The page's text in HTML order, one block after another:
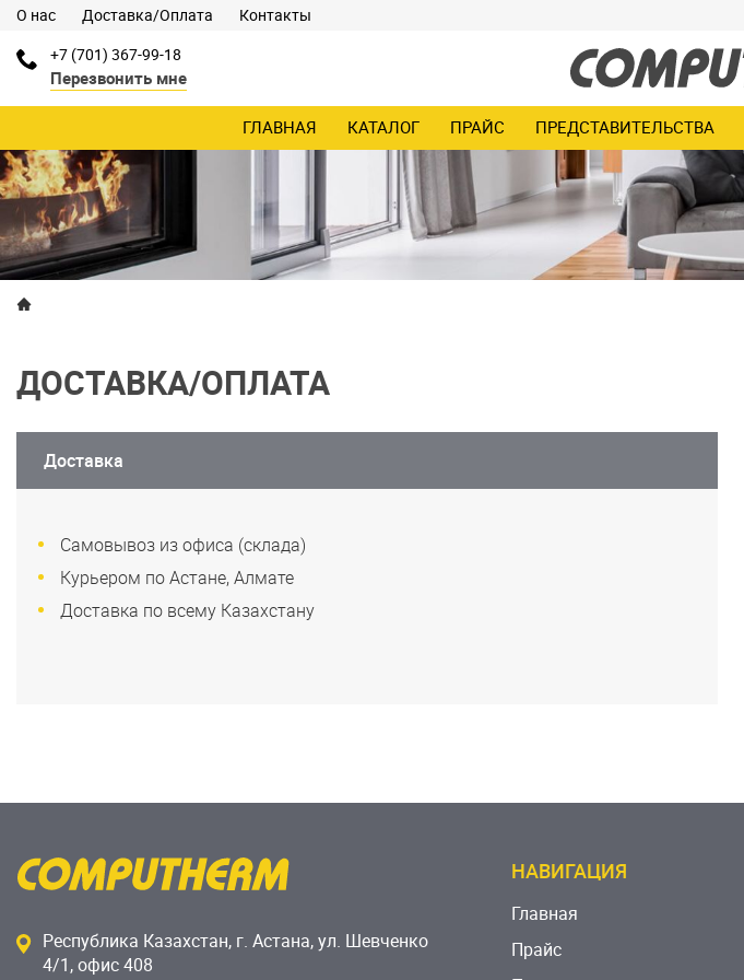
О нас Доставка/Оплата
Контакты
+7 (701) 367-99-18
Перезвонить мне
ГЛАВНАЯ КАТАЛОГ ПРАЙС ПРЕДСТАВИТЕЛЬСТВА
ДОСТАВКА/ОПЛАТА
Доставка
Самовывоз из офиса (склада)
Курьером по Астане, Алмате
Доставка по всему Казахстану
Республика Казахстан, г. Астана, ул. Шевченко
4/1, офис 408
НАВИГАЦИЯ
Главная
Прайс